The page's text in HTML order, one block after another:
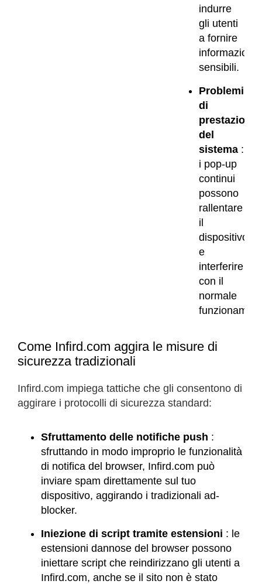
indurre
gli utenti
a fornire
informazioni
sensibili.
Problemi
di
prestazioni
del
sistema :
i pop-up
continui
possono
rallentare
il
dispositivo
e
interferire
con il
normale
Come Infird.com aggira le misure di
sicurezza tradizionali
Infird.com impiega tattiche che gli consentono di
aggirare i protocolli di sicurezza standard:
Sfruttamento delle notifiche push :
sfruttando in modo improprio le funzionalità
di notifica del browser, Infird.com può
inviare spam direttamente sul tuo
dispositivo, aggirando i tradizionali ad-
blocker.
Iniezione di script tramite estensioni : le
estensioni dannose del browser possono
iniettare script che reindirizzano gli utenti a
Infird.com, anche se il sito non è stato